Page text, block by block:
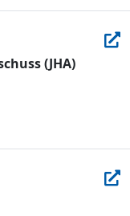
(JHA)